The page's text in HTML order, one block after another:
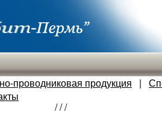
проводниковая продукция |
///